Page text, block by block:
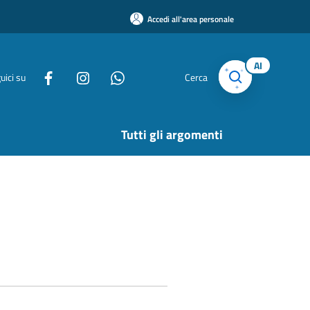
Accedi all'area personale
su Cerca
AI
Tutti gli argomenti